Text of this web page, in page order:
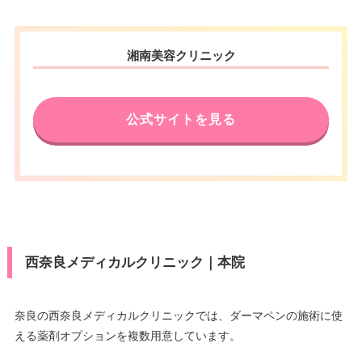
湘南美容クリニック
公式サイトを見る
西奈良メディカルクリニック｜本院
奈良の西奈良メディカルクリニックでは、ダーマペンの施術に使
える薬剤オプションを複数用意しています。